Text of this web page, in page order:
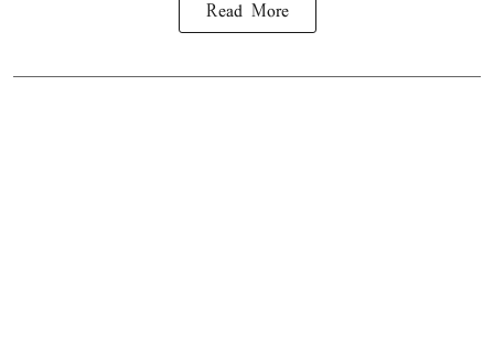
Read More